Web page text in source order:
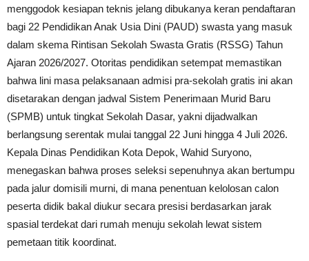
menggodok kesiapan teknis jelang dibukanya keran pendaftaran
bagi 22 Pendidikan Anak Usia Dini (PAUD) swasta yang masuk
dalam skema Rintisan Sekolah Swasta Gratis (RSSG) Tahun
Ajaran 2026/2027. Otoritas pendidikan setempat memastikan
bahwa lini masa pelaksanaan admisi pra-sekolah gratis ini akan
disetarakan dengan jadwal Sistem Penerimaan Murid Baru
(SPMB) untuk tingkat Sekolah Dasar, yakni dijadwalkan
berlangsung serentak mulai tanggal 22 Juni hingga 4 Juli 2026.
Kepala Dinas Pendidikan Kota Depok, Wahid Suryono,
menegaskan bahwa proses seleksi sepenuhnya akan bertumpu
pada jalur domisili murni, di mana penentuan kelolosan calon
peserta didik bakal diukur secara presisi berdasarkan jarak
spasial terdekat dari rumah menuju sekolah lewat sistem
pemetaan titik koordinat.